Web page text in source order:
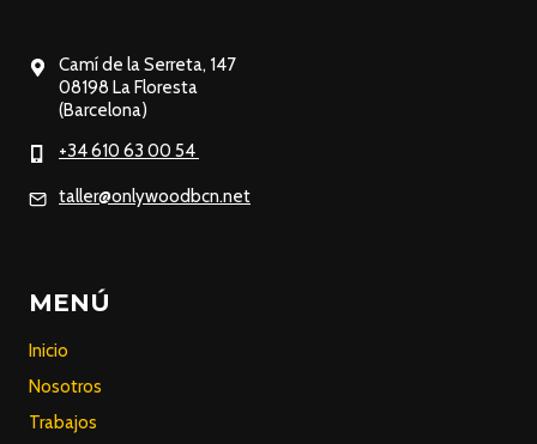
Camí de la Serreta, 147
08198 La Floresta
(Barcelona)
+34 610 63 00 54
taller@onlywoodbcn.net
MENÚ
Inicio
Nosotros
Trabajos